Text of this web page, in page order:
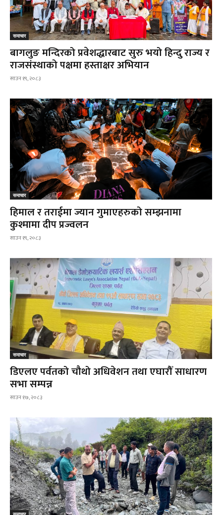
समाचार
बागलुङ मन्दिरको प्रवेशद्धारबाट सुरु भयो हिन्दु राज्य र
राजसंस्थाको पक्षमा हस्ताक्षर अभियान
साउन १९, २०८३
समाचार
हिमाल र तराईमा ज्यान गुमाएहरुको सम्झनामा
कुश्मामा दीप प्रज्वलन
साउन १९, २०८३
समाचार
डिएलए पर्वतको चौथो अधिवेशन तथा एघारौँ साधारण
सभा सम्पन्न
साउन १७, २०८३